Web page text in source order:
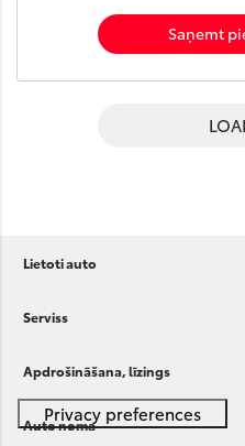
Saņemt
Lietoti auto
Serviss
Apdrošināšana, līzings
Auto noma